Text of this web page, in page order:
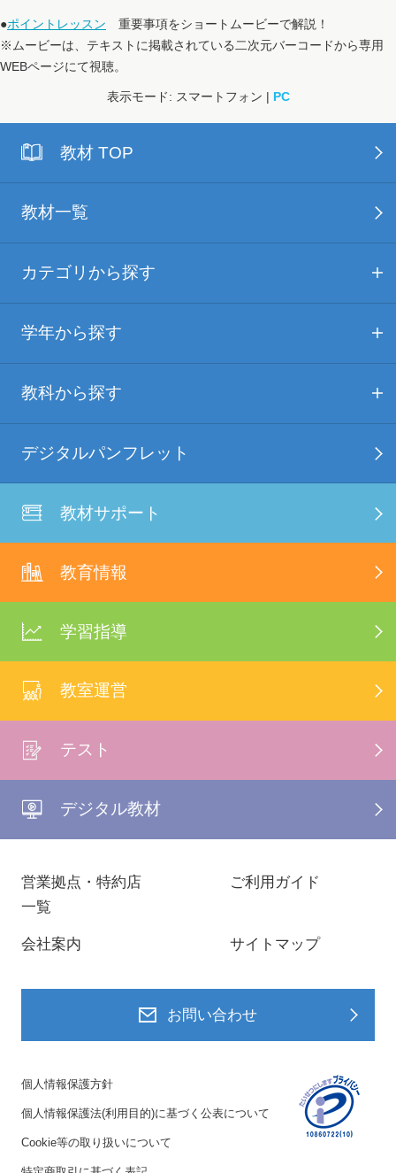
●ポイントレッスン 重要事項をショートムービーで解説！
※ムービーは、テキストに掲載されている二次元バーコードから専用
WEBページにて視聴。
表示モード: スマートフォン | PC
教材 TOP
教材一覧
カテゴリから探す
学年から探す
教科から探す
デジタルパンフレット
教材サポート
教育情報
学習指導
教室運営
テスト
デジタル教材
営業拠点・特約店
一覧
ご利用ガイド
会社案内 サイトマップ
お問い合わせ
個人情報保護方針
個人情報保護法(利用目的)に基づく公表について
Cookie等の取り扱いについて